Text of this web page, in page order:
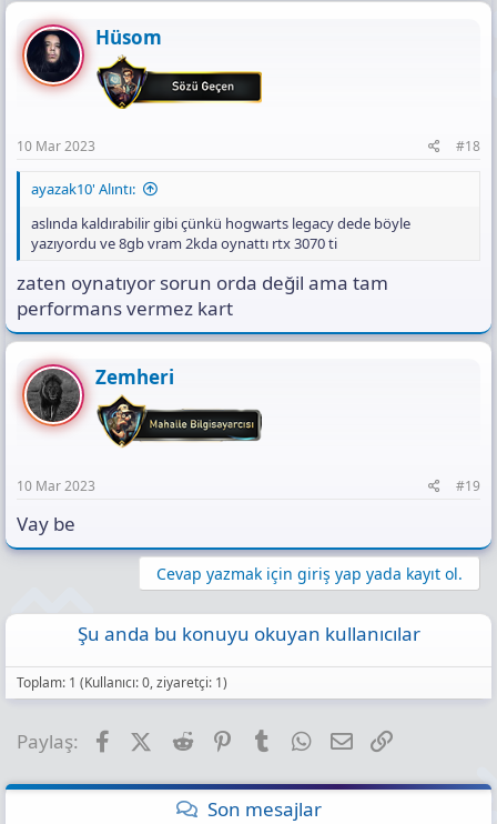
Hüsom
10 Mar 2023 #18
ayazak10' Alıntı:
aslında kaldırabilir gibi çünkü hogwarts legacy dede böyle
yazıyordu ve 8gb vram 2kda oynattı rtx 3070 ti
zaten oynatıyor sorun orda değil ama tam
performans vermez kart
Zemheri
10 Mar 2023 #19
Vay be
Cevap yazmak için giriş yap yada kayıt ol.
Şu anda bu konuyu okuyan kullanıcılar
Toplam: 1 (Kullanıcı: 0, ziyaretçi: 1)
Paylaş: FacebookX (Twitter)
Reddit PinterestTumblr WhatsApp
E-posta
Son mesajlar